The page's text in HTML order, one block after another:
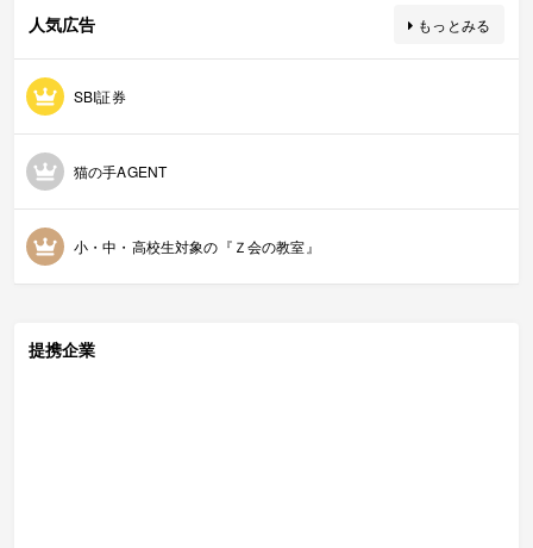
人気広告 もっとみる
SBI証券
猫の手AGENT
小・中・高校生対象の『Ｚ会の教室』
提携企業